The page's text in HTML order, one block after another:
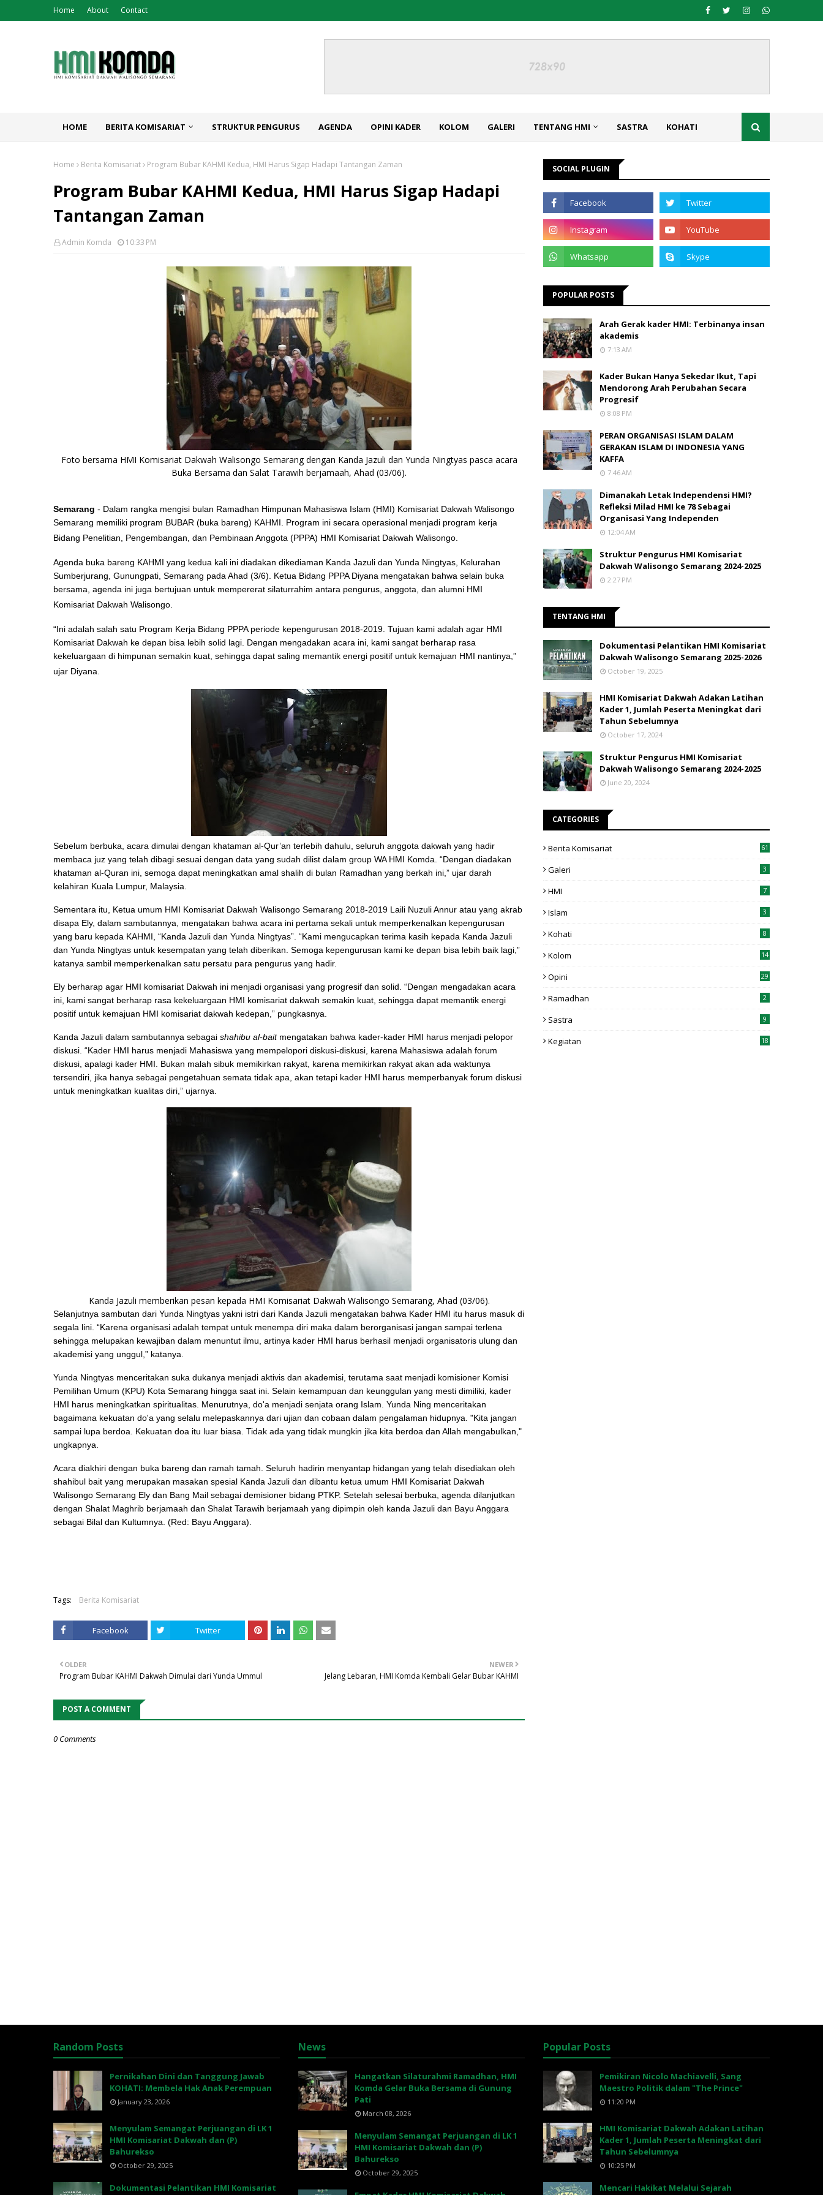
Home About Contact
HOME BERITA KOMISARIAT STRUKTUR PENGURUS AGENDA OPINI KADER KOLOM GALERI TENTANG HMI SASTRA KOHATI
Home Berita Komisariat Program Bubar KAHMI Kedua, HMI Harus Sigap Hadapi Tantangan Zaman
Program Bubar KAHMI Kedua, HMI Harus Sigap Hadapi
Tantangan Zaman
Admin Komda 10:33 PM
Foto bersama HMI Komisariat Dakwah Walisongo Semarang dengan Kanda Jazuli dan Yunda Ningtyas pasca acara
Buka Bersama dan Salat Tarawih berjamaah, Ahad (03/06).
Semarang - Dalam rangka mengisi bulan Ramadhan Himpunan Mahasiswa Islam (HMI) Komisariat Dakwah Walisongo
Semarang memiliki program BUBAR (buka bareng) KAHMI. Program ini secara operasional menjadi program kerja
Bidang Penelitian, Pengembangan, dan Pembinaan Anggota (PPPA) HMI Komisariat Dakwah Walisongo.
Agenda buka bareng KAHMI yang kedua kali ini diadakan dikediaman Kanda Jazuli dan Yunda Ningtyas, Kelurahan
Sumberjurang, Gunungpati, Semarang pada Ahad (3/6). Ketua Bidang PPPA Diyana mengatakan bahwa selain buka
bersama, agenda ini juga bertujuan untuk mempererat silaturrahim antara pengurus, anggota, dan alumni HMI
Komisariat Dakwah Walisongo.
“Ini adalah salah satu Program Kerja Bidang PPPA periode kepengurusan 2018-2019. Tujuan kami adalah agar HMI
Komisariat Dakwah ke depan bisa lebih solid lagi. Dengan mengadakan acara ini, kami sangat berharap rasa
kekeluargaan di himpunan semakin kuat, sehingga dapat saling memantik energi positif untuk kemajuan HMI nantinya,”
ujar Diyana.
Sebelum berbuka, acara dimulai dengan khataman al-Qur’an terlebih dahulu, seluruh anggota dakwah yang hadir
membaca juz yang telah dibagi sesuai dengan data yang sudah dilist dalam group WA HMI Komda. “Dengan diadakan
khataman al-Quran ini, semoga dapat meningkatkan amal shalih di bulan Ramadhan yang berkah ini,” ujar darah
kelahiran Kuala Lumpur, Malaysia.
Sementara itu, Ketua umum HMI Komisariat Dakwah Walisongo Semarang 2018-2019 Laili Nuzuli Annur atau yang akrab
disapa Ely, dalam sambutannya, mengatakan bahwa acara ini pertama sekali untuk memperkenalkan kepengurusan
yang baru kepada KAHMI, “Kanda Jazuli dan Yunda Ningtyas”. “Kami mengucapkan terima kasih kepada Kanda Jazuli
dan Yunda Ningtyas untuk kesempatan yang telah diberikan. Semoga kepengurusan kami ke depan bisa lebih baik lagi,”
katanya sambil memperkenalkan satu persatu para pengurus yang hadir.
Ely berharap agar HMI komisariat Dakwah ini menjadi organisasi yang progresif dan solid. “Dengan mengadakan acara
ini, kami sangat berharap rasa kekeluargaan HMI komisariat dakwah semakin kuat, sehingga dapat memantik energi
positif untuk kemajuan HMI komisariat dakwah kedepan,” pungkasnya.
Kanda Jazuli dalam sambutannya sebagai shahibu al-bait mengatakan bahwa kader-kader HMI harus menjadi pelopor
diskusi. “Kader HMI harus menjadi Mahasiswa yang mempelopori diskusi-diskusi, karena Mahasiswa adalah forum
diskusi, apalagi kader HMI. Bukan malah sibuk memikirkan rakyat, karena memikirkan rakyat akan ada waktunya
tersendiri, jika hanya sebagai pengetahuan semata tidak apa, akan tetapi kader HMI harus memperbanyak forum diskusi
untuk meningkatkan kualitas diri,” ujarnya.
Kanda Jazuli memberikan pesan kepada HMI Komisariat Dakwah Walisongo Semarang, Ahad (03/06).
Selanjutnya sambutan dari Yunda Ningtyas yakni istri dari Kanda Jazuli mengatakan bahwa Kader HMI itu harus masuk di
segala lini. “Karena organisasi adalah tempat untuk menempa diri maka dalam berorganisasi jangan sampai terlena
sehingga melupakan kewajiban dalam menuntut ilmu, artinya kader HMI harus berhasil menjadi organisatoris ulung dan
akademisi yang unggul,” katanya.
Yunda Ningtyas menceritakan suka dukanya menjadi aktivis dan akademisi, terutama saat menjadi komisioner Komisi
Pemilihan Umum (KPU) Kota Semarang hingga saat ini. Selain kemampuan dan keunggulan yang mesti dimiliki, kader
HMI harus meningkatkan spiritualitas. Menurutnya, do'a menjadi senjata orang Islam. Yunda Ning menceritakan
bagaimana kekuatan do'a yang selalu melepaskannya dari ujian dan cobaan dalam pengalaman hidupnya. "Kita jangan
sampai lupa berdoa. Kekuatan doa itu luar biasa. Tidak ada yang tidak mungkin jika kita berdoa dan Allah mengabulkan,"
ungkapnya.
Acara diakhiri dengan buka bareng dan ramah tamah. Seluruh hadirin menyantap hidangan yang telah disediakan oleh
shahibul bait yang merupakan masakan spesial Kanda Jazuli dan dibantu ketua umum HMI Komisariat Dakwah
Walisongo Semarang Ely dan Bang Mail sebagai demisioner bidang PTKP. Setelah selesai berbuka, agenda dilanjutkan
dengan Shalat Maghrib berjamaah dan Shalat Tarawih berjamaah yang dipimpin oleh kanda Jazuli dan Bayu Anggara
sebagai Bilal dan Kultumnya. (Red: Bayu Anggara)
Tags: Berita Komisariat
Facebook Twitter
NEWER
Jelang Lebaran, HMI Komda Kembali Gelar Bubar KAHMI
OLDER
Program Bubar KAHMI Dakwah Dimulai dari Yunda Ummul
POST A COMMENT
0 Comments
SOCIAL PLUGIN
POPULAR POSTS
Arah Gerak kader HMI: Terbinanya insan
akademis
7:13 AM
Kader Bukan Hanya Sekedar Ikut, Tapi
Mendorong Arah Perubahan Secara
Progresif
8:08 PM
PERAN ORGANISASI ISLAM DALAM
GERAKAN ISLAM DI INDONESIA YANG
KAFFA
7:46 AM
Dimanakah Letak Independensi HMI?
Refleksi Milad HMI ke 78 Sebagai
Organisasi Yang Independen
12:04 AM
Struktur Pengurus HMI Komisariat
Dakwah Walisongo Semarang 2024-2025
2:27 PM
TENTANG HMI
Dokumentasi Pelantikan HMI Komisariat
Dakwah Walisongo Semarang 2025-2026
October 19, 2025
HMI Komisariat Dakwah Adakan Latihan
Kader 1, Jumlah Peserta Meningkat dari
Tahun Sebelumnya
October 17, 2024
Struktur Pengurus HMI Komisariat
Dakwah Walisongo Semarang 2024-2025
June 20, 2024
CATEGORIES
Berita Komisariat 61
Galeri 3
HMI 7
Islam 3
Kohati 8
Kolom 14
Opini 29
Ramadhan 2
Sastra 9
Kegiatan 18
Random Posts
Pernikahan Dini dan Tanggung Jawab
KOHATI: Membela Hak Anak Perempuan
January 23, 2026
Menyulam Semangat Perjuangan di LK 1
HMI Komisariat Dakwah dan (P)
Bahurekso
October 29, 2025
Dokumentasi Pelantikan HMI Komisariat
News
Hangatkan Silaturahmi Ramadhan, HMI
Komda Gelar Buka Bersama di Gunung
Pati
March 08, 2026
Menyulam Semangat Perjuangan di LK 1
HMI Komisariat Dakwah dan (P)
Bahurekso
October 29, 2025
Popular Posts
Pemikiran Nicolo Machiavelli, Sang
Maestro Politik dalam "The Prince"
11:20 PM
HMI Komisariat Dakwah Adakan Latihan
Kader 1, Jumlah Peserta Meningkat dari
Tahun Sebelumnya
10:25 PM
Mencari Hakikat Melalui Sejarah